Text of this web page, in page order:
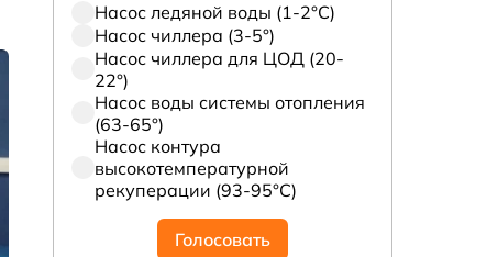
Насос ледяной воды (1-2°С)
Насос чиллера (3-5°)
Насос чиллера для ЦОД (20-
22°)
Насос воды системы отопления
(63-65°)
Насос контура
высокотемпературной
рекуперации (93-95°С)
Голосовать